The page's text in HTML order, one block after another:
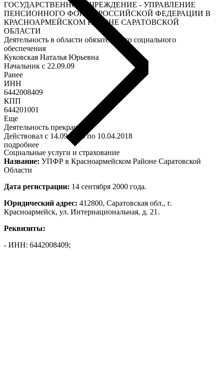
Социальные услуги и страхование
ГОСУДАРСТВЕННОЕ УЧРЕЖДЕНИЕ - УПРАВЛЕНИЕ
ПЕНСИОННОГО ФОНДА РОССИЙСКОЙ ФЕДЕРАЦИИ В
КРАСНОАРМЕЙСКОМ РАЙОНЕ САРАТОВСКОЙ
ОБЛАСТИ
Деятельность в области обязательного социального
обеспечения
Куковская Наталья Юрьевна
Начальник c 22.09.09
Ранее
ИНН
6442008409
КПП
644201001
Еще
Деятельность прекращена
Действовал с 14.09.2000 по 10.04.2018
подробнее
Название: УПФР в Красноармейском Районе Саратовской
Области
Дата регистрации: 14 сентября 2000 года.
Юридический адрес: 412800, Саратовская обл., г.
Красноармейск, ул. Интернациональная, д. 21.
Реквизиты:
- ИНН: 6442008409;